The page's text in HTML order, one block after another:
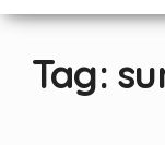
Tag: